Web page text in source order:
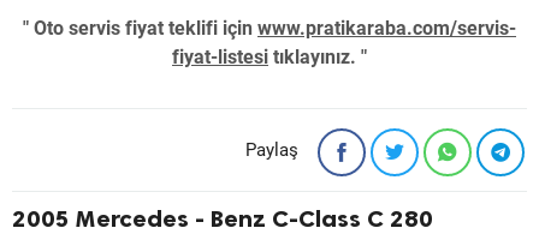
" Oto servis fiyat teklifi için www.pratikaraba.com/servis-
fiyat-listesi tıklayınız. "
Paylaş
2005 Mercedes - Benz C-Class C 280